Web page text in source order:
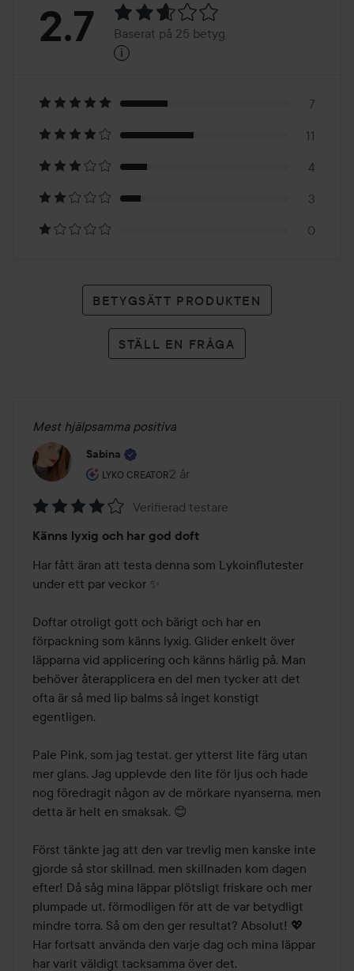
Betyg:
Baserat
på
25
betyg
2.7 Baserat på 25 betyg
i
7
11
4
3
0
BETYGSÄTT PRODUKTEN
STÄLL EN FRÅGA
Mest hjälpsamma positiva
Sabina
LYKO CREATOR
Användarens roll: Lyko Creator.
2 år
Inlägget skapades 2 år
4
av
5
Verifierad testare
Känns lyxig och har god doft
Har fått äran att testa denna som Lykoinflutester
under ett par veckor ✨
Doftar otroligt gott och bärigt och har en
förpackning som känns lyxig. Glider enkelt över
läpparna vid applicering och känns härlig på. Man
behöver återapplicera en del men tycker att det
ofta är så med lip balms så inget konstigt
egentligen.
Pale Pink, som jag testat, ger ytterst lite färg utan
mer glans. Jag upplevde den lite för ljus och hade
nog föredragit någon av de mörkare nyanserna, men
detta är helt en smaksak. 😊
Först tänkte jag att den var trevlig men kanske inte
gjorde så stor skillnad, men skillnaden kom dagen
efter! Då såg mina läppar plötsligt friskare och mer
plumpade ut, förmodligen för att de var betydligt
mindre torra. Så om den ger resultat? Absolut! 💖
Har fortsatt använda den varje dag och mina läppar
har varit väldigt tacksamma över det.